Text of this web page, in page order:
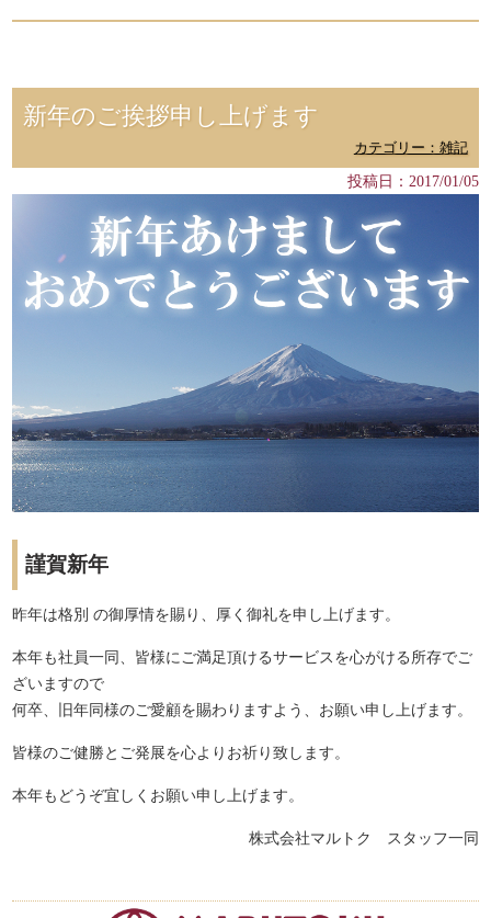
新年のご挨拶申し上げます
カテゴリー：雑記
投稿日：2017/01/05
謹賀新年
昨年は格別 の御厚情を賜り、厚く御礼を申し上げます。
本年も社員一同、皆様にご満足頂けるサービスを心がける所存でご
ざいますので
何卒、旧年同様のご愛顧を賜わりますよう、お願い申し上げます。
皆様のご健勝とご発展を心よりお祈り致します。
本年もどうぞ宜しくお願い申し上げます。
株式会社マルトク スタッフ一同